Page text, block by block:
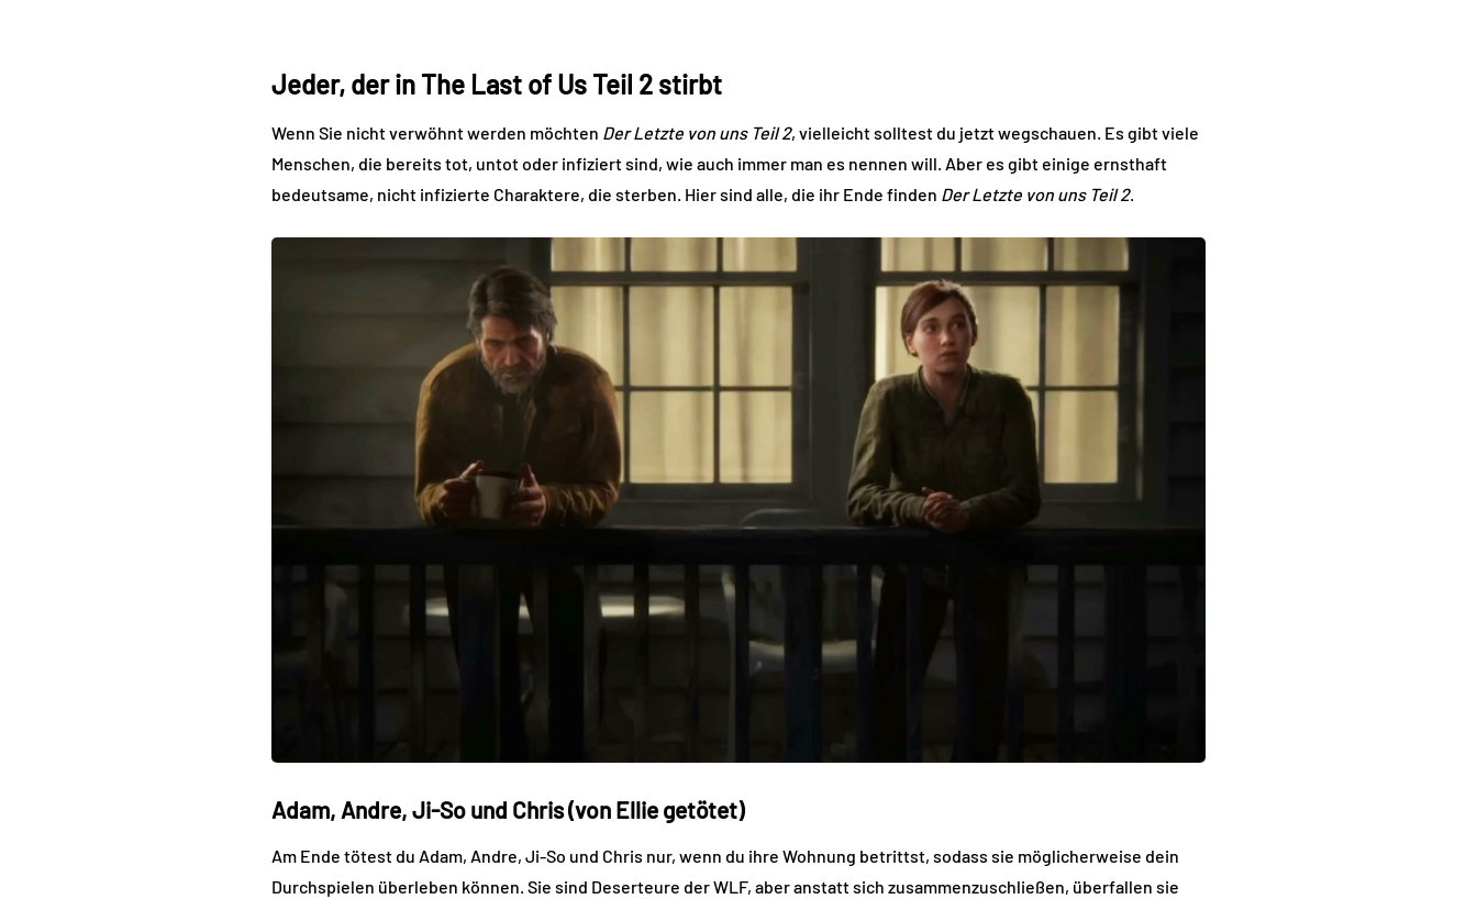
Jeder, der in The Last of Us Teil 2 stirbt
Wenn Sie nicht verwöhnt werden möchten Der Letzte von uns Teil 2, vielleicht solltest du jetzt wegschauen. Es gibt viele
Menschen, die bereits tot, untot oder infiziert sind, wie auch immer man es nennen will. Aber es gibt einige ernsthaft
bedeutsame, nicht infizierte Charaktere, die sterben. Hier sind alle, die ihr Ende finden Der Letzte von uns Teil 2.
Adam, Andre, Ji-So und Chris (von Ellie getötet)
Am Ende tötest du Adam, Andre, Ji-So und Chris nur, wenn du ihre Wohnung betrittst, sodass sie möglicherweise dein
Durchspielen überleben können. Sie sind Deserteure der WLF, aber anstatt sich zusammenzuschließen, überfallen sie